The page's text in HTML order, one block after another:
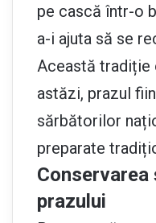
pe cască într-o
a-i ajuta să se
Această
astăzi, prazul
sărbătorilor
preparate
Conservarea
prazului